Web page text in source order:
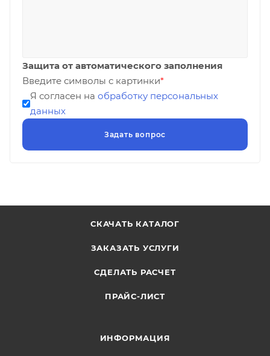
Защита от автоматического заполнения
Введите символы с картинки*
Я согласен на обработку персональных
данных
СКАЧАТЬ КАТАЛОГ
ЗАКАЗАТЬ УСЛУГИ
СДЕЛАТЬ РАСЧЕТ
ПРАЙС-ЛИСТ
ИНФОРМАЦИЯ